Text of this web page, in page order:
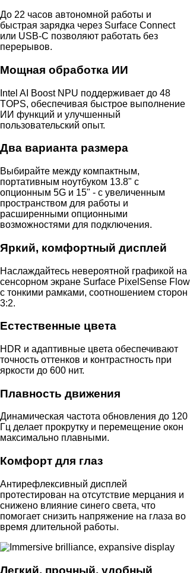
До 22 часов автономной работы и
быстрая зарядка через Surface Connect
или USB‑C позволяют работать без
перерывов.
Мощная обработка ИИ
Intel AI Boost NPU поддерживает до 48
TOPS, обеспечивая быстрое выполнение
ИИ функций и улучшенный
пользовательский опыт.
Два варианта размера
Выбирайте между компактным,
портативным ноутбуком 13.8" с
опционным 5G и 15" - с увеличенным
пространством для работы и
расширенными опционными
возможностями для подключения.
Яркий, комфортный дисплей
Наслаждайтесь невероятной графикой на
сенсорном экране Surface PixelSense Flow
с тонкими рамками, соотношением сторон
3:2.
Естественные цвета
HDR и адаптивные цвета обеспечивают
точность оттенков и контрастность при
яркости до 600 нит.
Плавность движения
Динамическая частота обновления до 120
Гц делает прокрутку и перемещение окон
максимально плавными.
Комфорт для глаз
Антирефлексивный дисплей
протестирован на отсутствие мерцания и
снижено влияние синего света, что
помогает снизить напряжение на глаза во
время длительной работы.
Легкий, прочный, удобный